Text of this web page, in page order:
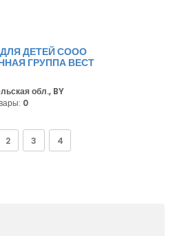
ДЕТЕЙ СООО
ГРУППА ВЕСТ
обл., BY
0
2 3 4